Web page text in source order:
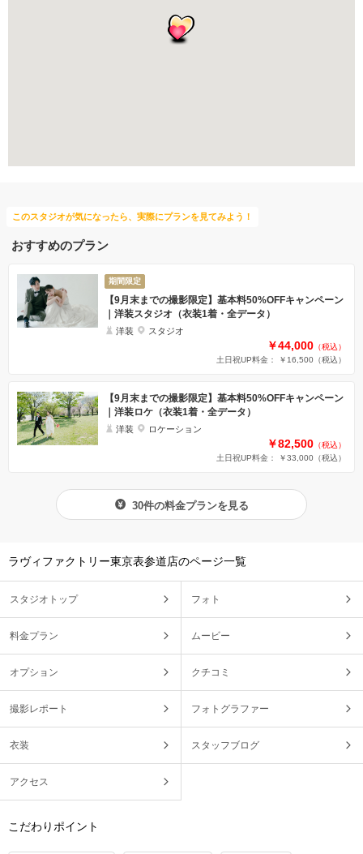
このスタジオが気になったら、実際にプランを見てみよう！
おすすめのプラン
期間限定
【9月末までの撮影限定】基本料50%OFFキャンペーン
｜洋装スタジオ（衣装1着・全データ）
洋装 スタジオ
￥44,000 （税込）
土日祝UP料金： ￥16,500 （税込）
【9月末までの撮影限定】基本料50%OFFキャンペーン
｜洋装ロケ（衣装1着・全データ）
洋装 ロケーション
￥82,500 （税込）
土日祝UP料金： ￥33,000 （税込）
30件の料金プランを見る
ラヴィファクトリー東京表参道店のページ一覧
スタジオトップ フォト
料金プラン ムービー
オプション クチコミ
撮影レポート フォトグラファー
衣装 スタッフブログ
アクセス
こだわりポイント